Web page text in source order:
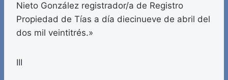
Nieto González registrador/a de Registro
Propiedad de Tías a día diecinueve de abril del
dos mil veintitrés.»
III